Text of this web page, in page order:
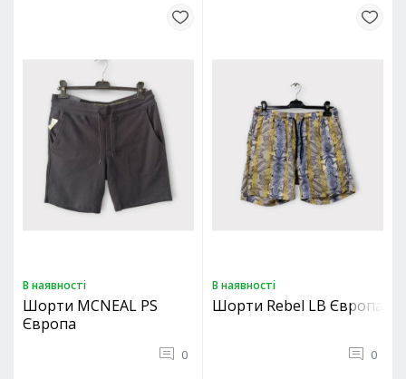
В наявностi
Шорти MCNEAL PS
Європа
0
В наявностi
Шорти Rebel LB Європа
0